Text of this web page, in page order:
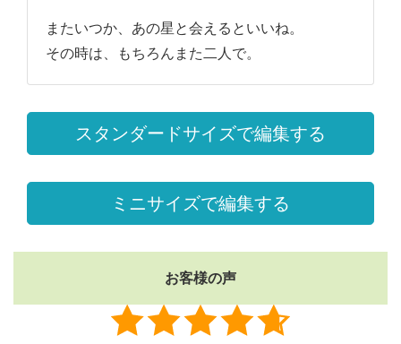
またいつか、あの星と会えるといいね。
その時は、もちろんまた二人で。
スタンダードサイズで編集する
ミニサイズで編集する
お客様の声